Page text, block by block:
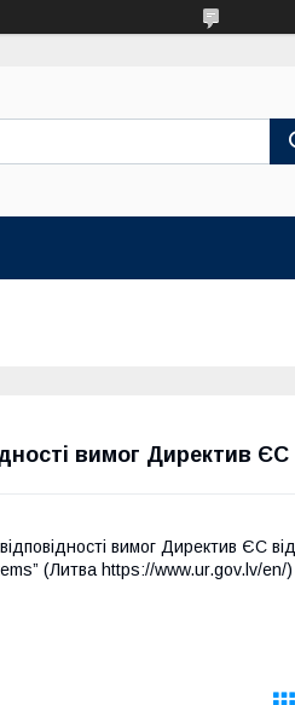
вимог Директив ЄС
вимог Директив ЄС від
(Литва https://www.ur.gov.lv/en/)